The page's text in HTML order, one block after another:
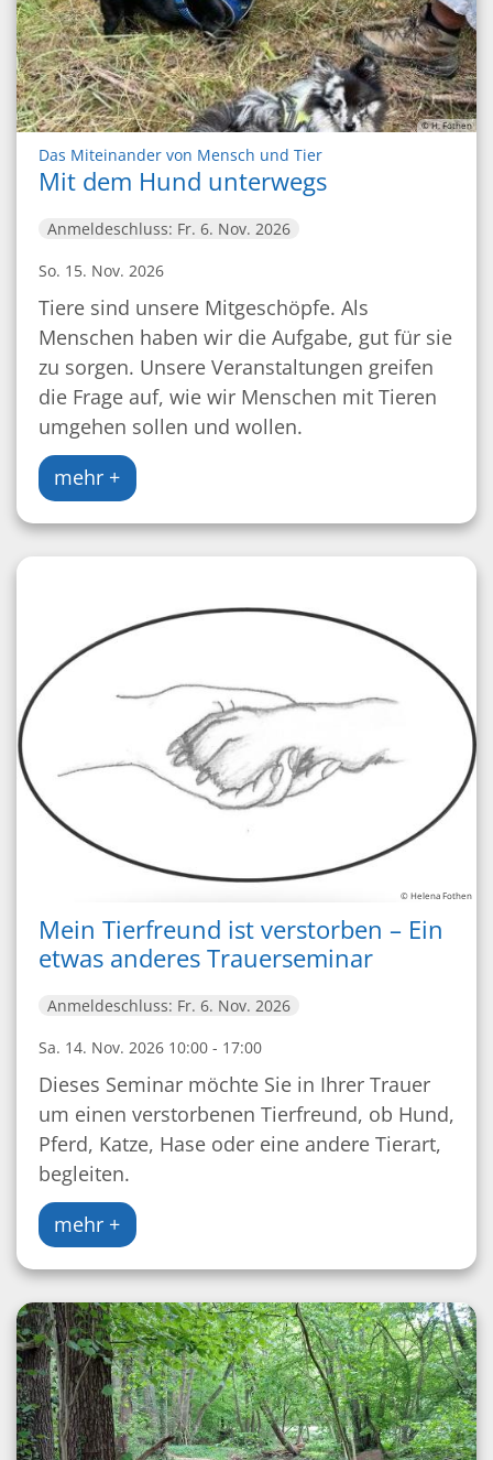
© H. Fothen
Das Miteinander von Mensch und Tier:
Mit dem Hund unterwegs
Anmeldeschluss: Fr. 6. Nov. 2026
So. 15. Nov. 2026
Tiere sind unsere Mitgeschöpfe. Als
Menschen haben wir die Aufgabe, gut für sie
zu sorgen. Unsere Veranstaltungen greifen
die Frage auf, wie wir Menschen mit Tieren
umgehen sollen und wollen.
mehr +
© Helena Fothen
Mein Tierfreund ist verstorben – Ein
etwas anderes Trauerseminar
Anmeldeschluss: Fr. 6. Nov. 2026
Sa. 14. Nov. 2026 10:00 - 17:00
Dieses Seminar möchte Sie in Ihrer Trauer
um einen verstorbenen Tierfreund, ob Hund,
Pferd, Katze, Hase oder eine andere Tierart,
begleiten.
mehr +